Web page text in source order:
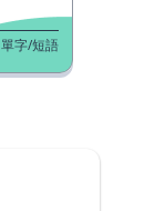
單字/短語